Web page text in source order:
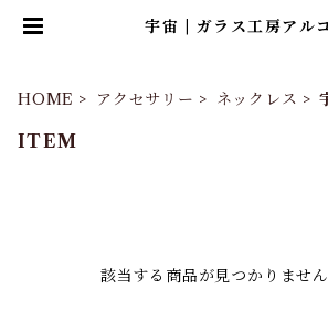
宇宙 | ガラス工房アル
HOME アクセサリー ネックレス
ITEM
該当する商品が見つかりません